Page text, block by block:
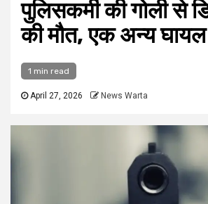
पुलिसकर्मी की गोली से
की मौत, एक अन्य घायल
1 min read
April 27, 2026 News Warta